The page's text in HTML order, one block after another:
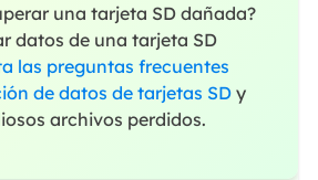
una tarjeta SD dañada?
datos de una tarjeta SD
las preguntas frecuentes
de datos de tarjetas SDy
archivos perdidos.